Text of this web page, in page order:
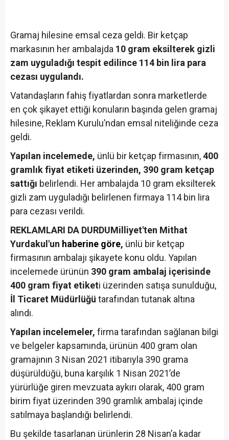
Gramaj hilesine emsal ceza geldi. Bir ketçap
markasının her ambalajda 10 gram eksilterek gizli
zam uyguladığı tespit edilince 114 bin lira para
cezası uygulandı.
Vatandaşların fahiş fiyatlardan sonra marketlerde
en çok şikayet ettiği konuların başında gelen gramaj
hilesine, Reklam Kurulu’ndan emsal niteliğinde ceza
geldi.
Yapılan incelemede, ünlü bir ketçap firmasının,400
gramlık fiyat etiketi üzerinden, 390 gram ketçap
sattığı belirlendi. Her ambalajda 10 gram eksilterek
gizli zam uyguladığı belirlenen firmaya 114 bin lira
para cezası verildi.
REKLAMLARI DA DURDUMilliyet'ten Mithat
Yurdakul'un haberine göre, ünlü bir ketçap
firmasının ambalajı şikayete konu oldu. Yapılan
incelemede ürünün 390 gram ambalaj içerisinde
400 gram fiyat etiketi üzerinden satışa sunulduğu,
İl Ticaret Müdürlüğü tarafından tutanak altına
alındı.
Yapılan incelemeler, firma tarafından sağlanan bilgi
ve belgeler kapsamında, ürünün 400 gram olan
gramajının 3 Nisan 2021 itibarıyla 390 grama
düşürüldüğü, buna karşılık 1 Nisan 2021’de
yürürlüğe giren mevzuata aykırı olarak, 400 gram
birim fiyat üzerinden 390 gramlık ambalaj içinde
satılmaya başlandığı belirlendi.
Bu şekilde tasarlanan ürünlerin 28 Nisan’a kadar